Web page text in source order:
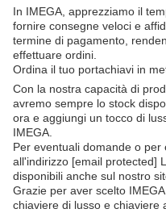
In IMEGA, apprezziamo il
fornire consegne veloci e
termine di pagamento,
effettuare ordini.
Ordina il tuo portachiavi in
Con la nostra capacità di
avremo sempre lo stock
ora e aggiungi un tocco di
IMEGA.
Per eventuali domande o
all'indirizzo [email protected]
disponibili anche sul nostro
Grazie per aver scelto
chiaviere di lusso e chiaviere